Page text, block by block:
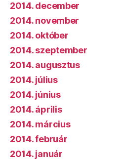
2014. december
2014. november
2014. október
2014. szeptember
2014. augusztus
2014. július
2014. június
2014. április
2014. március
2014. február
2014. január